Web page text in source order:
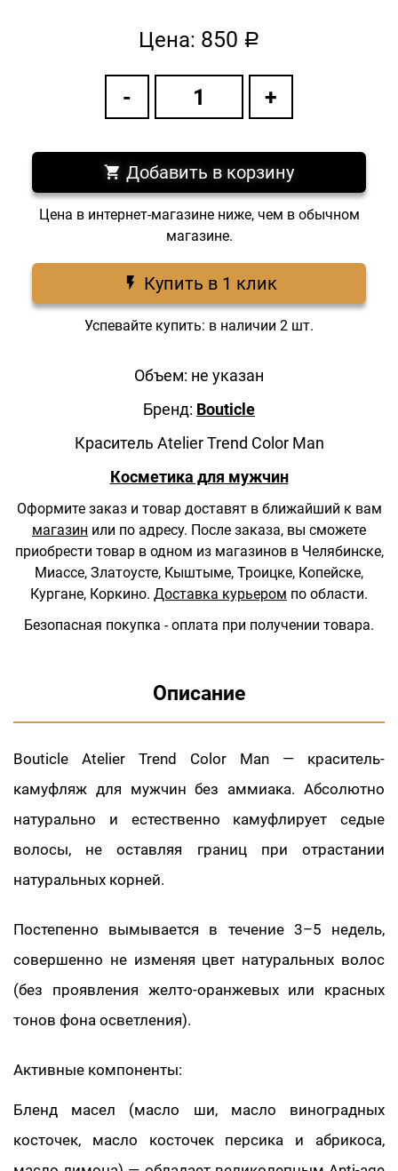
Цена: 850 a
Добавить в корзину
Цена в интернет-магазине ниже, чем в обычном
магазине.
Купить в 1 клик
Успевайте купить: в наличии 2 шт.
Объем: не указан
Бренд: Bouticle
Краситель Atelier Trend Color Man
Косметика для мужчин
Оформите заказ и товар доставят в ближайший к вам
магазин или по адресу. После заказа, вы сможете
приобрести товар в одном из магазинов в Челябинске,
Миассе, Златоусте, Кыштыме, Троицке, Копейске,
Кургане, Коркино. Доставка курьером по области.
Безопасная покупка - оплата при получении товара.
Описание
Bouticle Atelier Trend Color Man — краситель-
камуфляж для мужчин без аммиака. Абсолютно
натурально и естественно камуфлирует седые
волосы, не оставляя границ при отрастании
натуральных корней.
Постепенно вымывается в течение 3–5 недель,
совершенно не изменяя цвет натуральных волос
(без проявления желто-оранжевых или красных
тонов фона осветления).
Активные компоненты:
Бленд масел (масло ши, масло виноградных
косточек, масло косточек персика и абрикоса,